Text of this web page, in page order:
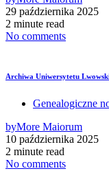
29 października 2025
2 minute read
No comments
Archiwa Uniwersytetu
Genealogiczne
byMore Maiorum
10 października 2025
2 minute read
No comments